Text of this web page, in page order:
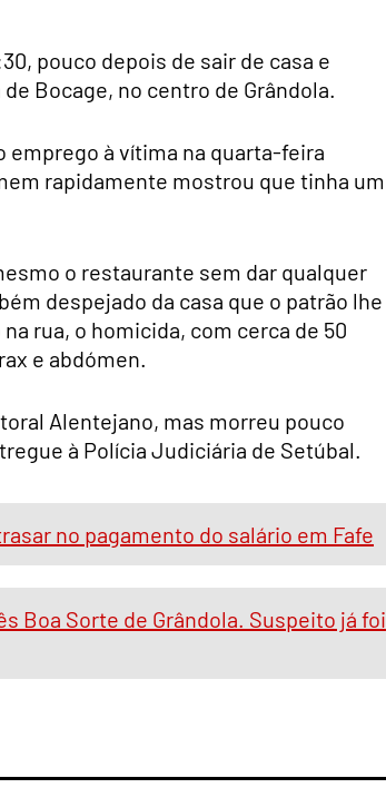
pouco depois de sair de casa e
Bocage, no centro de Grândola.
à vítima na quarta-feira
rapidamente mostrou que tinha um
o restaurante sem dar qualquer
despejado da casa que o patrão lhe
rua, o homicida, com cerca de 50
e abdómen.
Alentejano, mas morreu pouco
à Polícia Judiciária de Setúbal.
no pagamento do salário em Fafe
Boa Sorte de Grândola. Suspeito já foi